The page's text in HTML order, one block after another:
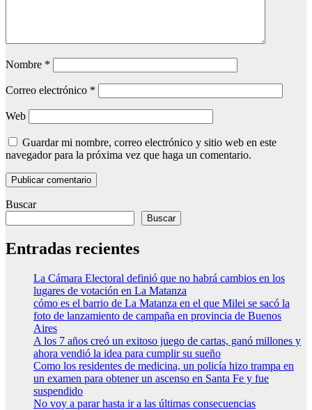
Nombre *
Correo electrónico *
Web
Guardar mi nombre, correo electrónico y sitio web en este
navegador para la próxima vez que haga un comentario.
Buscar
Buscar
Entradas recientes
La Cámara Electoral definió que no habrá cambios en los
lugares de votación en La Matanza
cómo es el barrio de La Matanza en el que Milei se sacó la
foto de lanzamiento de campaña en provincia de Buenos
Aires
A los 7 años creó un exitoso juego de cartas, ganó millones y
ahora vendió la idea para cumplir su sueño
Como los residentes de medicina, un policía hizo trampa en
un examen para obtener un ascenso en Santa Fe y fue
suspendido
No voy a parar hasta ir a las últimas consecuencias